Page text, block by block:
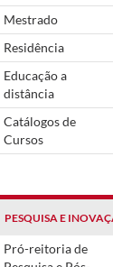
Mestrado
Residência
Educação a
distância
Catálogos de
Cursos
PESQUISA E
Pró-reitoria de